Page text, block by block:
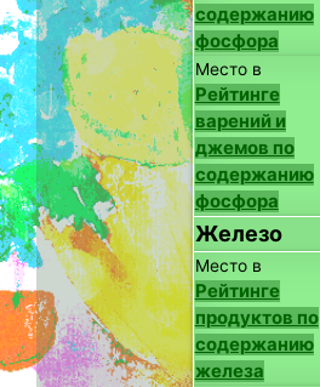
содержанию
фосфора
Место в
Рейтинге
варений и
джемов по
содержанию
фосфора
Железо
Место в
Рейтинге
продуктов по
содержанию
железа